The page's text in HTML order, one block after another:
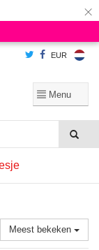
×
EUR
Meest bekeken
dat akkoord?
Ja